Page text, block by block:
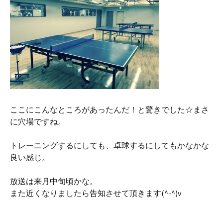
ここにこんなところがあったんだ！と驚きでした☆まさ
に穴場ですね。
トレーニングするにしても、卓球するにしてもかなかな
良い感じ。
放送は来月中旬頃かな。
また近くなりましたら告知させて頂きます(^-^)v